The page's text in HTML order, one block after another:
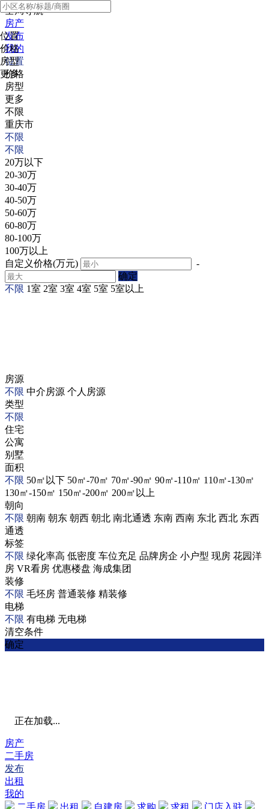
全局导航
房产
发布
我的
位置
价格
房型
更多
位置
价格
房型
更多
不限
重庆市
不限
不限
20万以下
20-30万
30-40万
40-50万
50-60万
60-80万
80-100万
100万以上
自定义价格(万元)
-
确定
不限 1室 2室 3室 4室 5室 5室以上
房源
不限 中介房源 个人房源
类型
不限
住宅
公寓
别墅
面积
不限 50㎡以下 50㎡-70㎡ 70㎡-90㎡ 90㎡-110㎡ 110㎡-130㎡
130㎡-150㎡ 150㎡-200㎡ 200㎡以上
朝向
不限 朝南 朝东 朝西 朝北 南北通透 东南 西南 东北 西北 东西
通透
标签
不限 绿化率高 低密度 车位充足 品牌房企 小户型 现房 花园洋
房 VR看房 优惠楼盘 海成集团
装修
不限 毛坯房 普通装修 精装修
电梯
不限 有电梯 无电梯
清空条件
确定
正在加载...
房产
二手房
发布
出租
我的
二手房
出租 自建房 求购 求租 门店入驻